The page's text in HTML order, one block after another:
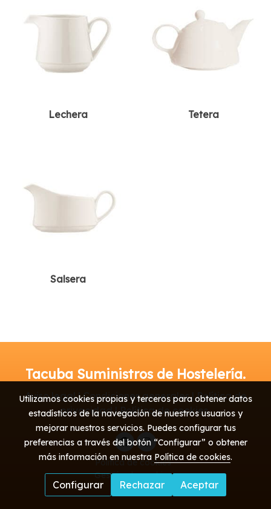
Lechera Tetera
Salsera
Tacuba Suministros de Hostelería.
Aviso legal | Condiciones generales | Política de
privacidad | Política de cookies
Política de cookies
Gestión de cookies
Utilizamos cookies propias y terceros para obtener datos
estadísticos de la navegación de nuestros usuarios y
mejorar nuestros servicios. Puedes configurar tus
preferencias a través del botón “Configurar” o obtener
más información en nuestra Política de cookies.
Configurar Rechazar Aceptar